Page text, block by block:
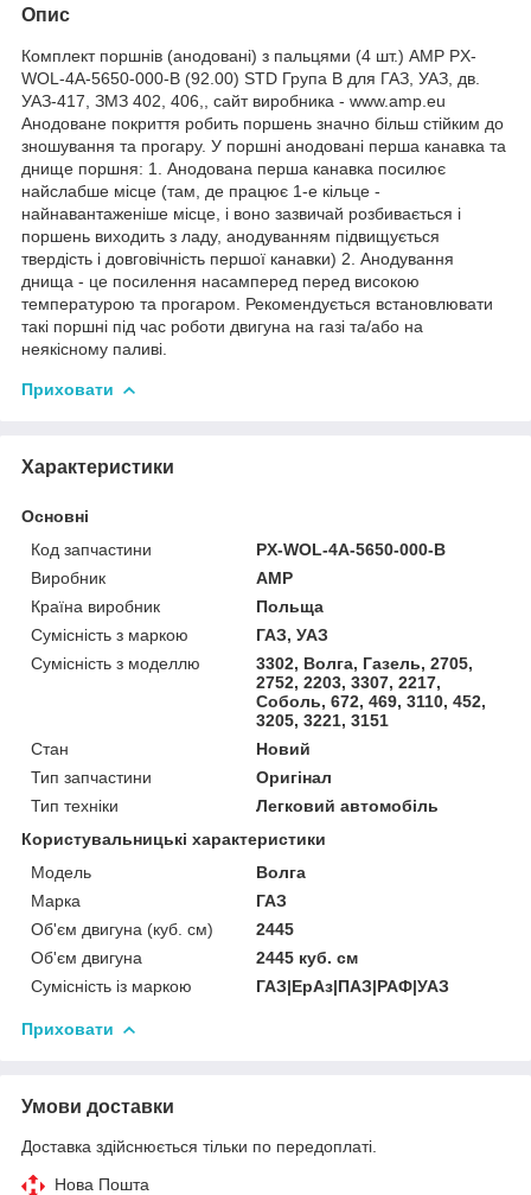
Опис
Комплект поршнів (анодовані) з пальцями (4 шт.) AMP PX-
WOL-4A-5650-000-B (92.00) STD Група В для ГАЗ, УАЗ, дв.
УАЗ-417, ЗМЗ 402, 406,, сайт виробника - www.amp.eu
Анодоване покриття робить поршень значно більш стійким до
зношування та прогару. У поршні анодовані перша канавка та
днище поршня: 1. Анодована перша канавка посилює
найслабше місце (там, де працює 1-е кільце -
найнавантаженіше місце, і воно зазвичай розбивається і
поршень виходить з ладу, анодуванням підвищується
твердість і довговічність першої канавки) 2. Анодування
днища - це посилення насамперед перед високою
температурою та прогаром. Рекомендується встановлювати
такі поршні під час роботи двигуна на газі та/або на
неякісному паливі.
Приховати
Характеристики
Основні
Код запчастини
PX-WOL-4A-5650-000-B
Виробник
AMP
Країна виробник
Польща
Сумісність з маркою
ГАЗ, УАЗ
Сумісність з моделлю
3302, Волга, Газель, 2705,
2752, 2203, 3307, 2217,
Соболь, 672, 469, 3110, 452,
3205, 3221, 3151
Стан
Новий
Тип запчастини
Оригінал
Тип техніки
Легковий автомобіль
Користувальницькі характеристики
Мoдель
Волга
Марка
ГАЗ
Об'єм двигуна (куб. см)
2445
Об'єм двигуна
2445 куб. cм
Сумісність із маркою
ГАЗ|ЕрАз|ПАЗ|РАФ|УАЗ
Приховати
Умови доставки
Доставка здійснюється тільки по передоплаті.
Нова Пошта